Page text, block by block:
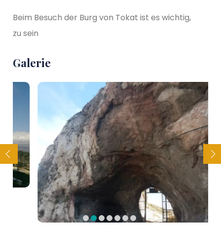
Beim Besuch der Burg von Tokat ist es wichtig,
zu sein
Galerie